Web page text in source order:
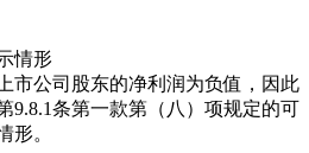
情形
市公司股东的净利润为负值，因此
9.8.1条第一款第（八）项规定的可
形。